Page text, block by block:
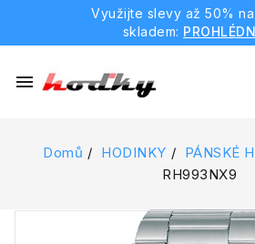
Využijte slevy až 50%
skladem:
menu
Domů HODINKY PÁNSKÉ
RH993NX9